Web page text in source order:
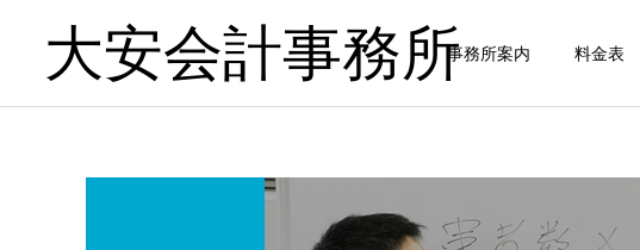
大安会計事務所事務所案内 料金表